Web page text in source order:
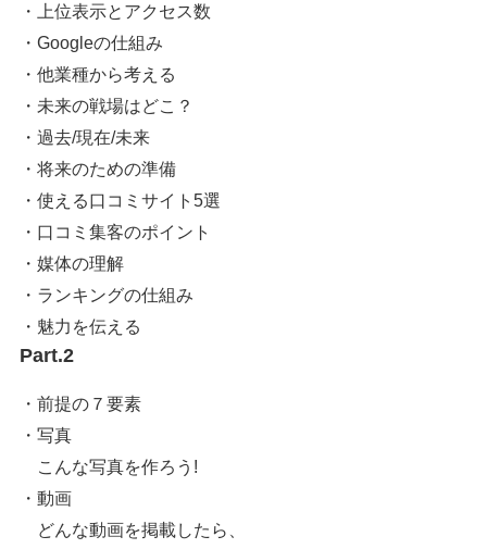
・上位表示とアクセス数
・Googleの仕組み
・他業種から考える
・未来の戦場はどこ？
・過去/現在/未来
・将来のための準備
・使える口コミサイト5選
・口コミ集客のポイント
・媒体の理解
・ランキングの仕組み
・魅力を伝える
Part.2
・前提の７要素
・写真
こんな写真を作ろう!
・動画
どんな動画を掲載したら、